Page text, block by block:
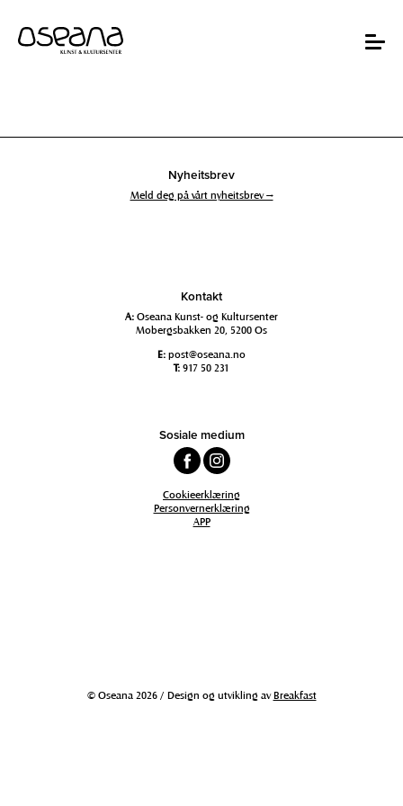
innhold
navigasjon
Toggle
Nyheitsbrev
Meld deg på vårt nyheitsbrev →
Kontakt
A: Oseana Kunst- og Kultursenter
Mobergsbakken 20, 5200 Os
E: post@oseana.no
T: 917 50 231
Sosiale medium
Cookieerklæring
Personvernerklæring
APP
© Oseana 2026 / Design og utvikling avBreakfast